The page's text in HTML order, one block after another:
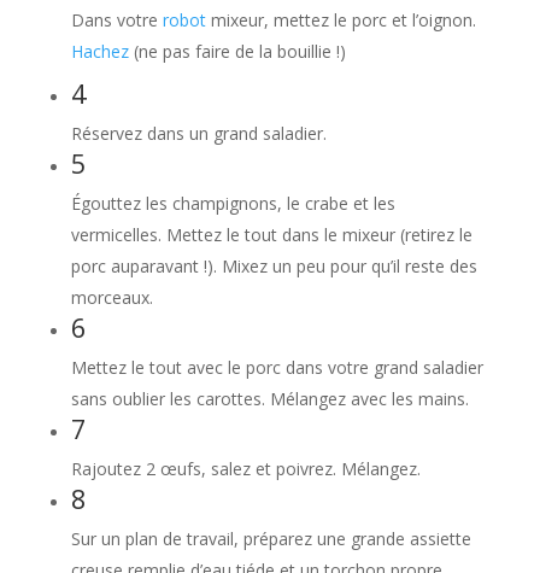
Dans votre robotmixeur, mettez le porc et l’oignon.
Hachez(ne pas faire de la bouillie !)
4
Réservez dans un grand saladier.
5
Égouttez les champignons, le crabe et les
vermicelles. Mettez le tout dans le mixeur (retirez le
porc auparavant !). Mixez un peu pour qu’il reste des
morceaux.
6
Mettez le tout avec le porc dans votre grand saladier
sans oublier les carottes. Mélangez avec les mains.
7
Rajoutez 2 œufs, salez et poivrez. Mélangez.
8
Sur un plan de travail, préparez une grande assiette